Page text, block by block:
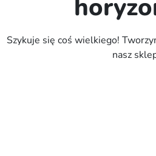
Szykuje się coś wielkiego!
nasz